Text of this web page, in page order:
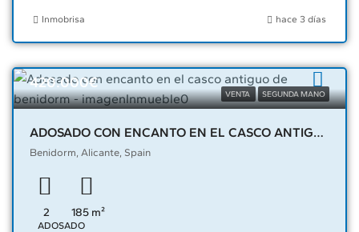
Inmobrisa hace 3 días
VENTA SEGUNDA MANO
420.000€
ADOSADO CON ENCANTO EN EL CASCO ANTIGUO DE BENIDORM – 04621
Benidorm, Alicante, Spain
2 185 m²
ADOSADO